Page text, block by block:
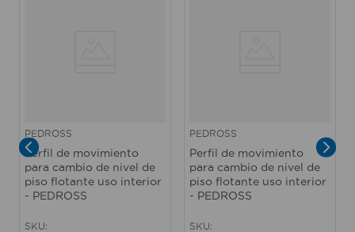
PEDROSS
Perfil de movimiento
para cambio de nivel de
piso flotante uso interior
- PEDROSS
SKU:
PEDROSS
Perfil de movimiento
para cambio de nivel de
piso flotante uso interior
- PEDROSS
SKU: